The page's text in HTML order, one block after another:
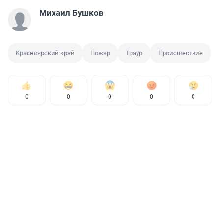
Михаил Бушков
Красноярский край Пожар Траур Происшествие
0 0 0 0 0